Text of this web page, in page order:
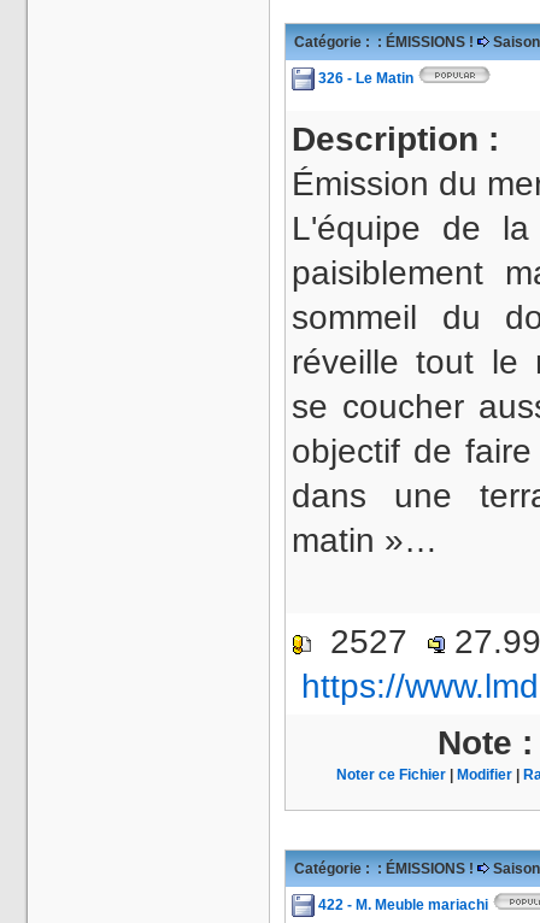
Catégorie : : ÉMISSIONS !
326 - Le Matin
Description :
Émission du
L'équipe de
paisiblement
sommeil du
réveille tout le
se coucher
objectif de
dans une
matin »…
2527
https://
Note
Noter ce Fichier Modifier
Catégorie : : ÉMISSIONS !
422 - M. Meuble mariachi